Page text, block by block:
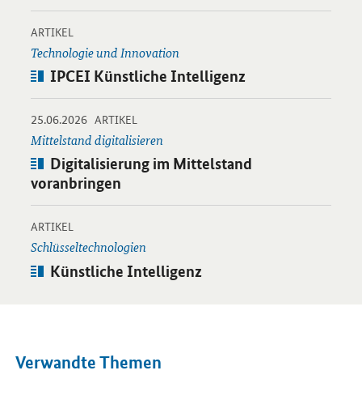
ARTIKEL
Technologie und Innovation
Artikel:
IPCEI Künstliche Intelligenz
Öffnet Einzelsicht
25.06.2026 -
ARTIKEL
Mittelstand digitalisieren
Artikel:
Digitalisierung im Mittelstand
voranbringen
Öffnet Einzelsicht
ARTIKEL
Schlüsseltechnologien
Artikel:
Künstliche Intelligenz
Öffnet Einzelsicht
Verwandte Themen